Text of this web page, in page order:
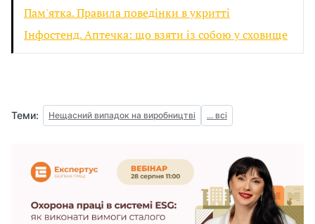
Пам'ятка. Правила поведінки в укритті
Інфостенд. Аптечка: що взяти із собою у сховище
Теми: Нещасний випадок на виробництві ... всі